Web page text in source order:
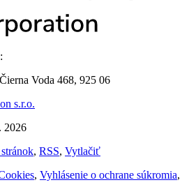
Voda 468, 925 06
s.r.o.
2026
, RSS, Vytlačiť
, Vyhlásenie o ochrane súkromia,